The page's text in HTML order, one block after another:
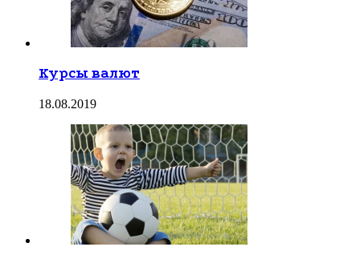
Курсы валют
18.08.2019